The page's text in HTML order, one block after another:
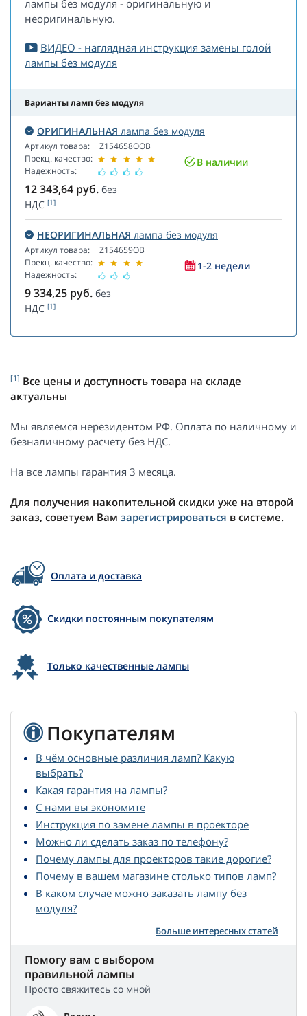
лампы без модуля - оригинальную и
неоригинальную.
ВИДЕО - наглядная инструкция замены голой
лампы без модуля
Варианты ламп без модуля
ОРИГИНАЛЬНАЯ лампа без модуля
Артикул товара:
Прекц. качество:
Надежность:
Z154658OOB
В наличии
12 343,64 руб. без
НДС [1]
НЕОРИГИНАЛЬНАЯ лампа без модуля
Артикул товара:
Прекц. качество:
Надежность:
Z154659OB
1-2 недели
9 334,25 руб. без
НДС [1]
[1] Все цены и доступность товара на складе
актуальны
Мы являемся нерезидентом РФ. Оплата по наличному и
безналичному расчету без НДС.
На все лампы гарантия 3 месяца.
Для получения накопительной скидки уже на второй
заказ, советуем Вам зарегистрироваться в системе.
Оплата и доставка
Скидки постоянным покупателям
Только качественные лампы
Покупателям
В чём основные различия ламп? Какую
выбрать?
Какая гарантия на лампы?
С нами вы экономите
Инструкция по замене лампы в проекторе
Можно ли сделать заказ по телефону?
Почему лампы для проекторов такие дорогие?
Почему в вашем магазине столько типов ламп?
В каком случае можно заказать лампу без
модуля?
Больше интересных статей
Помогу вам с выбором
правильной лампы
Просто свяжитесь со мной